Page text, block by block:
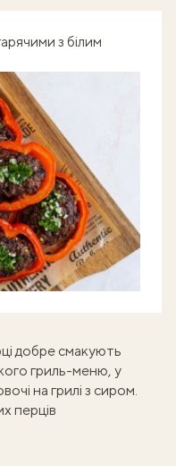
з білим
добре смакують
гриль-меню, у
на грилі з сиром.
перців